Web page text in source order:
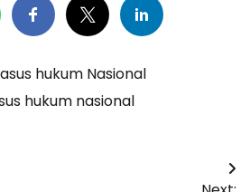
hukum Nasional
hukum nasional